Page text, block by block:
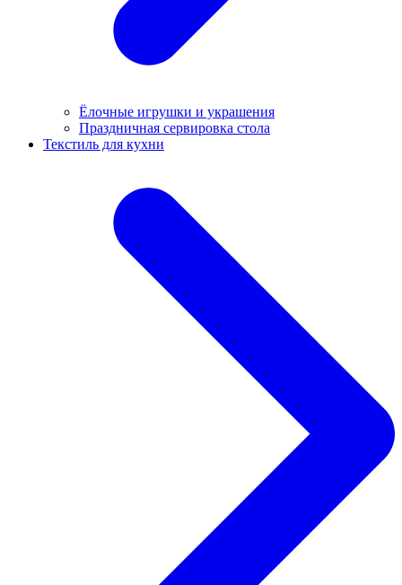
Ёлочные игрушки и украшения
Праздничная сервировка стола
Текстиль для кухни